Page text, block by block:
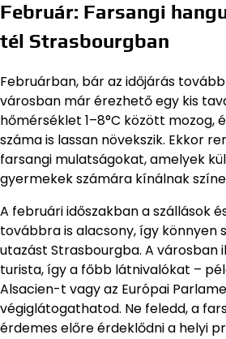
Február: Farsangi
tél Strasbourgban
Februárban, bár az időjárás
városban már érezhető egy kis
hőmérséklet 1–8°C között mozog,
száma is lassan növekszik. Ekkor
farsangi mulatságokat, amelyek
gyermekek számára kínálnak
A februári időszakban a szállások
továbbra is alacsony, így könnyen
utazást Strasbourgba. A városban
turista, így a főbb látnivalókat –
Alsacien-t vagy az Európai
végiglátogathatod. Ne feledd, a
érdemes előre érdeklődni a helyi